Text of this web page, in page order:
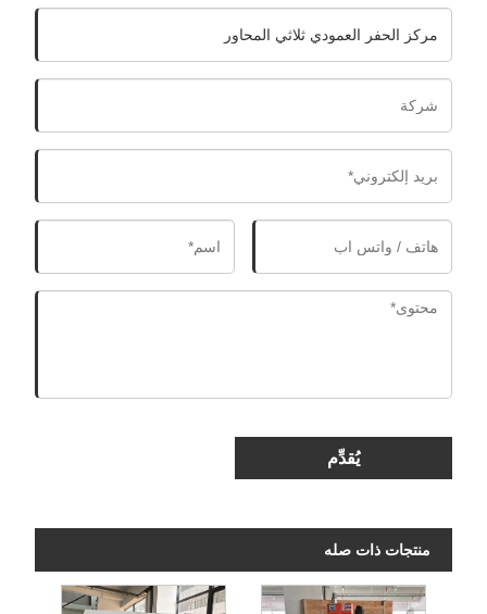
يُقدِّم
منتجات ذات صله